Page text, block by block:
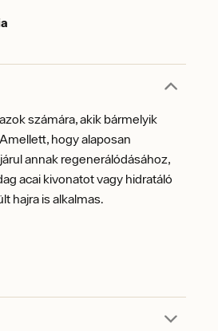
számára, akik bármelyik
hogy alaposan
annak regenerálódásához,
acai kivonatot vagy hidratáló
hajra is alkalmas.